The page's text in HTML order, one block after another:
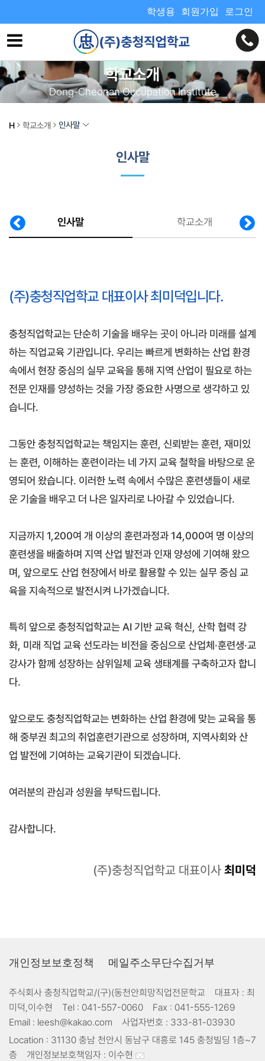
학생용 회원가입 로그인
학교소개
Dong-Cheonan Occupation Institute
H 학교소개 인사말
인사말
인사말 학교소개
(주)충청직업학교 대표이사 최미덕입니다.
충청직업학교는 단순히 기술을 배우는 곳이 아니라 미래를 설계
하는 직업교육 기관입니다. 우리는 빠르게 변화하는 산업 환경
속에서 현장 중심의 실무 교육을 통해 지역 산업이 필요로 하는
전문 인재를 양성하는 것을 가장 중요한 사명으로 생각하고 있
습니다.
그동안 충청직업학교는 책임지는 훈련, 신뢰받는 훈련, 재미있
는 훈련, 이해하는 훈련이라는 네 가지 교육 철학을 바탕으로 운
영되어 왔습니다. 이러한 노력 속에서 수많은 훈련생들이 새로
운 기술을 배우고 더 나은 일자리로 나아갈 수 있었습니다.
지금까지 1,200여 개 이상의 훈련과정과 14,000여 명 이상의
훈련생을 배출하며 지역 산업 발전과 인재 양성에 기여해 왔으
며, 앞으로도 산업 현장에서 바로 활용할 수 있는 실무 중심 교
육을 지속적으로 발전시켜 나가겠습니다.
특히 앞으로 충청직업학교는 AI 기반 교육 혁신, 산학 협력 강
화, 미래 직업 교육 선도라는 비전을 중심으로 산업체·훈련생·교
강사가 함께 성장하는 삼위일체 교육 생태계를 구축하고자 합니
다.
앞으로도 충청직업학교는 변화하는 산업 환경에 맞는 교육을 통
해 중부권 최고의 취업훈련기관으로 성장하며, 지역사회와 산
업 발전에 기여하는 교육기관이 되겠습니다.
여러분의 관심과 성원을 부탁드립니다.
감사합니다.
(주)충청직업학교 대표이사 최미덕
개인정보보호정책 메일주소무단수집거부
주식회사 충청직업학교/(구)(동천안희망직업전문학교 대표자 : 최
미덕,이수현
Tel : 041-557-0060 Fax : 041-555-1269
Email : leesh@kakao.com 사업자번호 : 333-81-03930
Location : 31130 충남 천안시 동남구 대흥로 145 충청빌딩 1층~7
층
개인정보보호책임자 : 이수현